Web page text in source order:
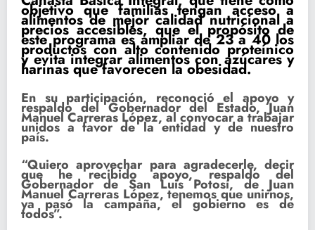
objetivo que familias tengan acceso a
alimentos de mejor calidad nutricional a
precios accesibles, que el propósito de
este programa es ampliar de 23 a 40 los
productos con alto contenido proteínico
y evita integrar alimentos con azúcares y
harinas que favorecen la obesidad.
En su participación, reconoció el apoyo y
respaldo del Gobernador del Estado, Juan
Manuel Carreras López, al convocar a trabajar
unidos a favor de la entidad y de nuestro
país.
“Quiero aprovechar para agradecerle, decir
que he recibido apoyo, respaldo del
Gobernador de San Luis Potosí, de Juan
Manuel Carreras López, tenemos que unirnos,
ya pasó la campaña, el gobierno es de
todos”.